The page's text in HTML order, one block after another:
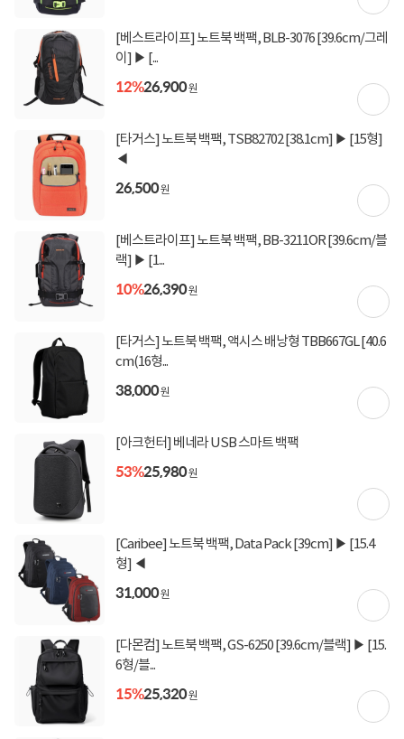
[베스트라이프] 노트북 백팩, BLB-3076 [39.6cm/그레
이] ▶ [...
12%26,900원
[타거스] 노트북 백팩, TSB82702 [38.1cm] ▶ [15형]
◀
26,500원
[베스트라이프] 노트북 백팩, BB-3211OR [39.6cm/블
랙] ▶ [1...
10%26,390원
[타거스] 노트북 백팩, 액시스 배낭형 TBB667GL [40.6
cm(16형...
38,000원
[아크헌터] 베네라 USB 스마트 백팩
53%25,980원
[Caribee] 노트북 백팩, Data Pack [39cm] ▶ [15.4
형] ◀
31,000원
[다몬컴] 노트북 백팩, GS-6250 [39.6cm/블랙] ▶ [15.
6형/블...
15%25,320원